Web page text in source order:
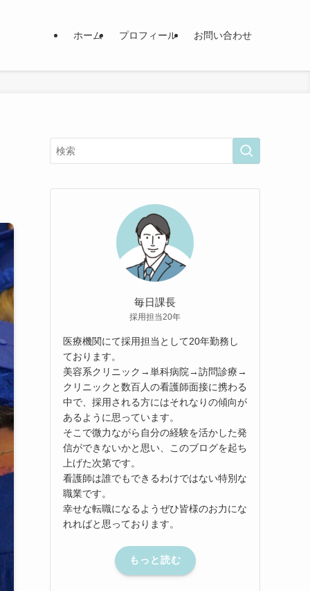
ホーム プロフィール お問い合わせ
毎日課長
採用担当20年
医療機関にて採用担当として20年勤務し
ております。
美容系クリニック→単科病院→訪問診療→
クリニックと数百人の看護師面接に携わる
中で、採用される方にはそれなりの傾向が
あるように思っています。
そこで微力ながら自分の経験を活かした発
信ができないかと思い、このブログを起ち
上げた次第です。
看護師は誰でもできるわけではない特別な
職業です。
幸せな転職になるようぜひ皆様のお力にな
れればと思っております。
もっと読む